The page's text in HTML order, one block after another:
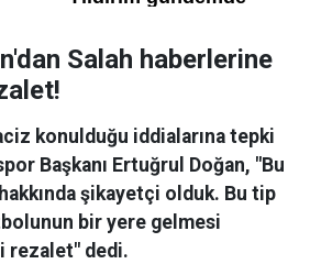
Salah haberlerine
konulduğu iddialarına tepki
Başkanı Ertuğrul Doğan, "Bu
şikayetçi olduk. Bu tip
bir yere gelmesi
rezalet" dedi.